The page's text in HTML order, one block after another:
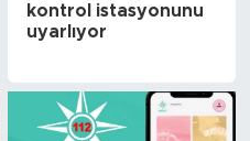
kontrol istasyonunu
uyarlıyor